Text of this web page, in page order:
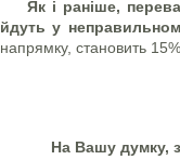
Як і раніше,
йдуть у
напрямку, становить 15%.
На Вашу думку,